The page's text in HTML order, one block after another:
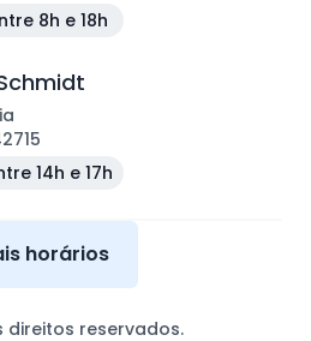
8h e 18h
14h e 17h
horários
direitos reservados.